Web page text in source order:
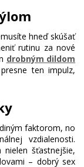
hneď skúšať
rutinu za nové
drobným dildom
ten impulz,
faktorom, no
vzdialenosti.
šťastnejšie,
– dobrý sex